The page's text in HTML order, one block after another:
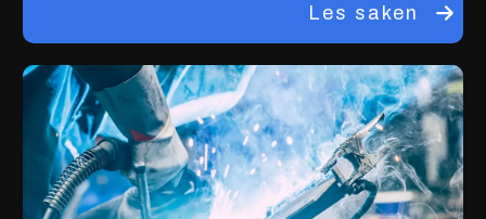
Les saken